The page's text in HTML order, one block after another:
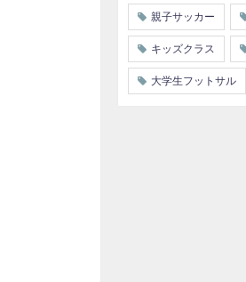
親子サッカー
キッズクラス
大学生フットサル